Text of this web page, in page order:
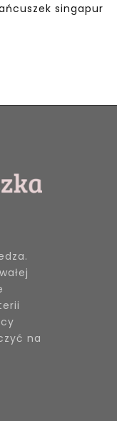
singapur
na